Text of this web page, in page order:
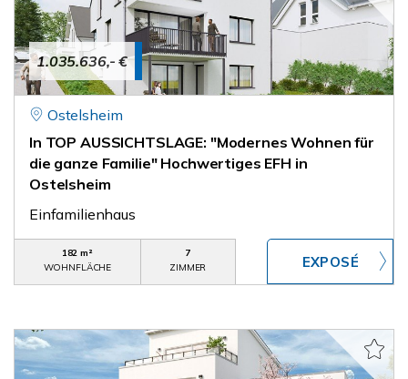
1.035.636,- €
Ostelsheim
In TOP AUSSICHTSLAGE: "Modernes Wohnen für
die ganze Familie" Hochwertiges EFH in
Ostelsheim
Einfamilienhaus
182 m²
WOHNFLÄCHE
7
ZIMMER